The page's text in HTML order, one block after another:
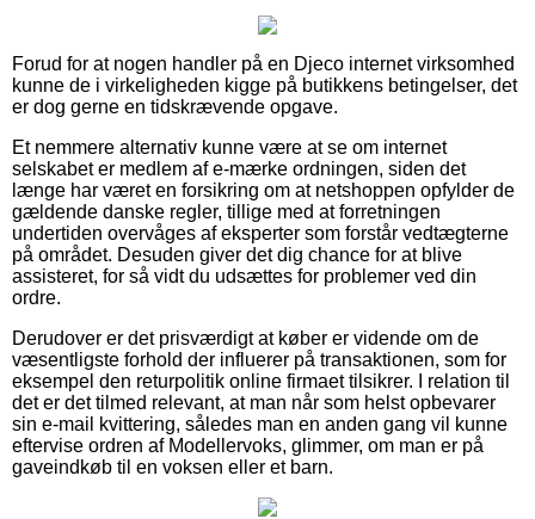
Forud for at nogen handler på en Djeco internet virksomhed
kunne de i virkeligheden kigge på butikkens betingelser, det
er dog gerne en tidskrævende opgave.
Et nemmere alternativ kunne være at se om internet
selskabet er medlem af e-mærke ordningen, siden det
længe har været en forsikring om at netshoppen opfylder de
gældende danske regler, tillige med at forretningen
undertiden overvåges af eksperter som forstår vedtægterne
på området. Desuden giver det dig chance for at blive
assisteret, for så vidt du udsættes for problemer ved din
ordre.
Derudover er det prisværdigt at køber er vidende om de
væsentligste forhold der influerer på transaktionen, som for
eksempel den returpolitik online firmaet tilsikrer. I relation til
det er det tilmed relevant, at man når som helst opbevarer
sin e-mail kvittering, således man en anden gang vil kunne
eftervise ordren af Modellervoks, glimmer, om man er på
gaveindkøb til en voksen eller et barn.